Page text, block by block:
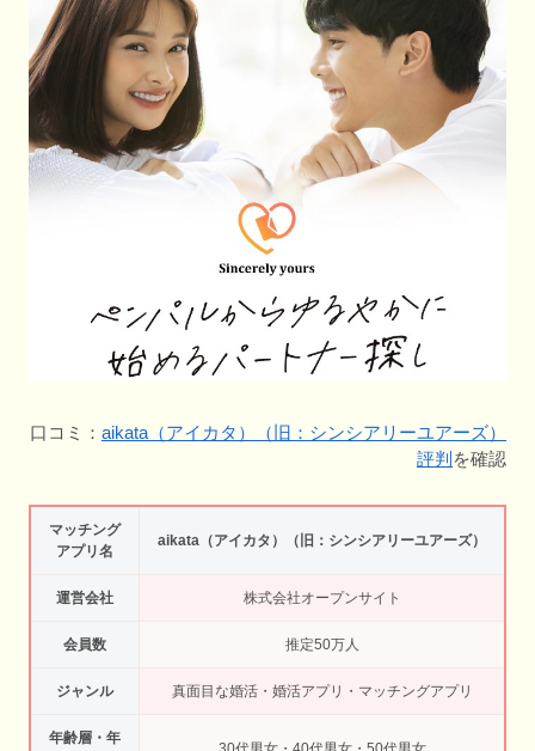
口コミ： aikata（アイカタ）（旧：シンシアリーユアーズ）
評判 を確認
マッチング
アプリ名
aikata（アイカタ）（旧：シンシアリーユアーズ）
運営会社 株式会社オープンサイト
会員数 推定50万人
ジャンル 真面目な婚活・婚活アプリ・マッチングアプリ
年齢層・年